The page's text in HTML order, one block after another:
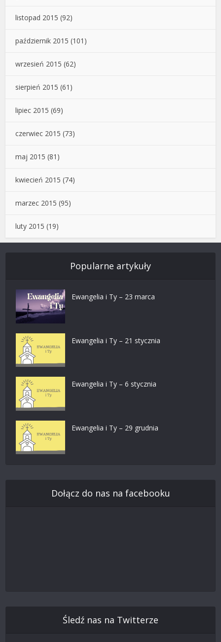
listopad 2015 (92)
październik 2015 (101)
wrzesień 2015 (62)
sierpień 2015 (61)
lipiec 2015 (69)
czerwiec 2015 (73)
maj 2015 (81)
kwiecień 2015 (74)
marzec 2015 (95)
luty 2015 (19)
Popularne artykuły
Ewangelia i Ty – 23 marca
Ewangelia i Ty – 21 stycznia
Ewangelia i Ty – 6 stycznia
Ewangelia i Ty – 29 grudnia
Dołącz do nas na facebooku
Śledź nas na Twitterze